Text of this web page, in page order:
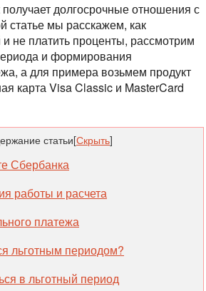
долгосрочные отношения с
статье мы расскажем, как
и не платить проценты, рассмотрим
и формирования
а для примера возьмем продукт
карта Visa Classic и MasterCard
статьи[Скрыть]
Сбербанка
работы и расчета
платежа
льготным периодом?
в льготный период